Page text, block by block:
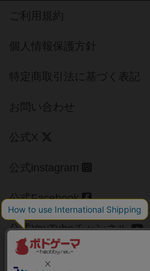
ご利用規約
個人情報保護方針
特定商取引法に基づく表記
お問い合わせ
公式X
公式instagram
公式Facebook
公式YouTubeチャンネル